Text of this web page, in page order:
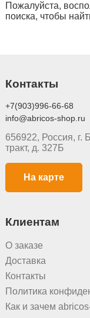
Пожалуйста,
поиска, чтобы
Контакты
+7(903)996-66-68
info@abricos-shop.ru
656922, Россия, г.
тракт, д. 327Б
На карте
Клиентам
О заказе
Доставка
Контакты
Политика
Как и зачем